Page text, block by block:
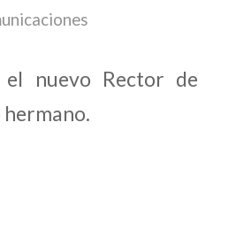
el nuevo Rector de